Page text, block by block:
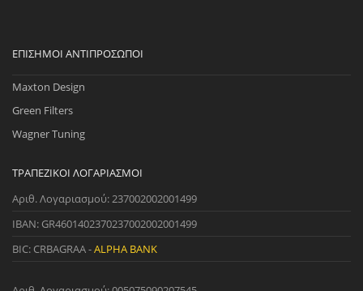
ΕΠΊΣΗΜΟΙ ΑΝΤΙΠΡΌΣΩΠΟΙ
Maxton Design
Green Filters
Wagner Tuning
ΤΡΑΠΕΖΙΚΟΊ ΛΟΓΑΡΙΑΣΜΟΊ
Αριθ. Λογαριασμού: 237002002001499
IBAN: GR4601402370237002002001499
BIC: CRBAGRAA -ALPHA BANK